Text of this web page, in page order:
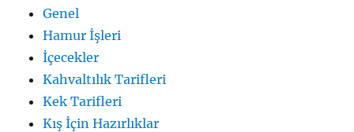
Genel
Hamur İşleri
İçecekler
Kahvaltılık Tarifleri
Kek Tarifleri
Kış İçin Hazırlıklar